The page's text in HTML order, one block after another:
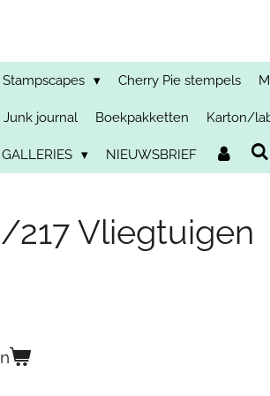
Stampscapes Cherry Pie stempels
Junk journal Boekpakketten Karton/
NIEUWSBRIEF
217 Vliegtuigen